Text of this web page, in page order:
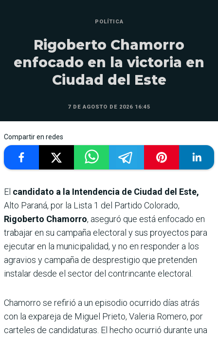
POLÍTICA
Rigoberto Chamorro
enfocado en la victoria en
Ciudad del Este
7 DE AGOSTO DE 2026 16:45
Compartir en redes
El candidato a la Intendencia de Ciudad del Este,
Alto Paraná, por la Lista 1 del Partido Colorado,
Rigoberto Chamorro, aseguró que está enfocado en
trabajar en su campaña electoral y sus proyectos para
ejecutar en la municipalidad, y no en responder a los
agravios y campaña de desprestigio que pretenden
instalar desde el sector del contrincante electoral.
Chamorro se refirió a un episodio ocurrido días atrás
con la expareja de Miguel Prieto, Valeria Romero, por
carteles de candidaturas. El hecho ocurrió durante una